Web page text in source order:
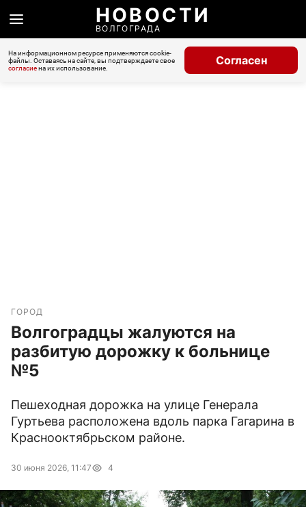
НОВОСТИ
ВОЛГОГРАДА
На информационном ресурсе применяются cookie-
файлы. Оставаясь на сайте, вы подтверждаете свое
согласиена их использование.
Согласен
ГОРОД
Волгоградцы жалуются на
разбитую дорожку к больнице
№5
Пешеходная дорожка на улице Генерала
Гуртьева расположена вдоль парка Гагарина в
Краснооктябрьском районе.
30 июня 2026, 11:47 4